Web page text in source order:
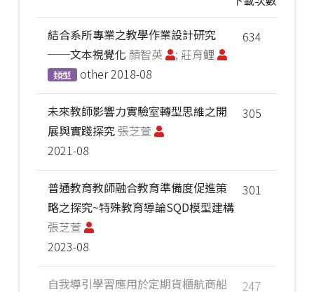
634
結合系所專業之教學作業設計研究
──文本視覺化 顏智英 ; 莊育鲤
類型 other2018-08
305
未來教師影響力實驗室轉型思維之開
展與實踐探究 張芝萱
2021-08
301
普通教育教師融合教育準備度促進策
略之探究~特殊教育導論SQD模型建構
張芝萱
2023-08
247
自我導引學習應用於定期貨櫃航商船